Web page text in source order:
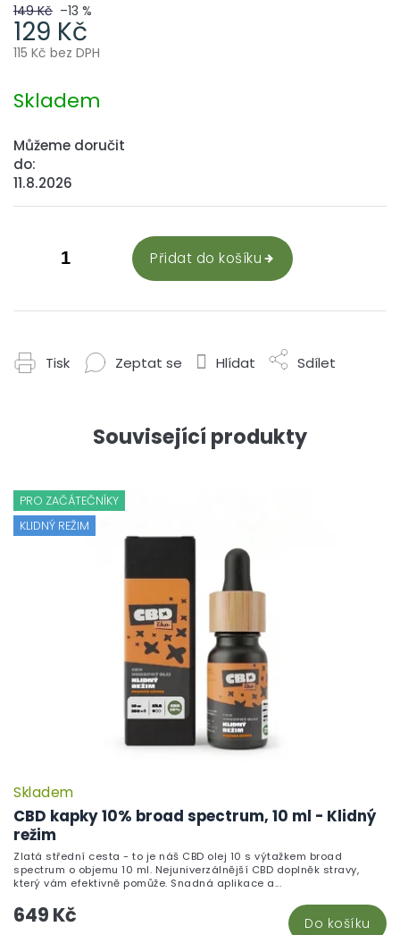
149 Kč –13 %
129 Kč
115 Kč bez DPH
cena:
Skladem
Můžeme doručit
do:
11.8.2026
Přidat do košíku
Tisk Zeptat se Hlídat Sdílet
Související produkty
PRO ZAČÁTEČNÍKY
KLIDNÝ REŽIM
CBD kapky 10% broad spectrum, 10 ml - Klidný
režim
Skladem
649 Kč Do košíku
Zlatá střední cesta - to je náš CBD olej 10 s výtažkem broad
spectrum o objemu 10 ml. Nejuniverzálnější CBD doplněk stravy,
který vám efektivně pomůže. Snadná aplikace a...